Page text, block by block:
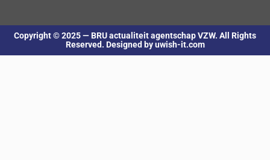
Copyright © 2025 — BRU actualiteit agentschap VZW. All Rights
Reserved. Designed by uwish-it.com